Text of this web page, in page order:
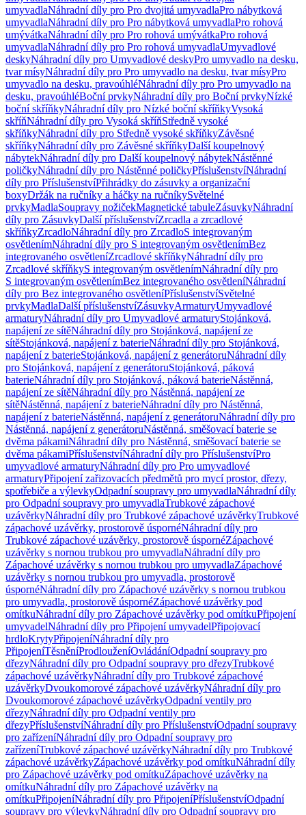
umyvadlaNáhradní díly pro Pro dvojitá umyvadlaPro nábytková
umyvadlaNáhradní díly pro Pro nábytková umyvadlaPro rohová
umývátkaNáhradní díly pro Pro rohová umývátkaPro rohová
umyvadlaNáhradní díly pro Pro rohová umyvadlaUmyvadlové
deskyNáhradní díly pro Umyvadlové deskyPro umyvadlo na desku,
tvar mísyNáhradní díly pro Pro umyvadlo na desku, tvar mísyPro
umyvadlo na desku, pravoúhléNáhradní díly pro Pro umyvadlo na
desku, pravoúhléBoční prvkyNáhradní díly pro Boční prvkyNízké
boční skříňkyNáhradní díly pro Nízké boční skříňkyVysoká
skříňNáhradní díly pro Vysoká skříňStředně vysoké
skříňkyNáhradní díly pro Středně vysoké skříňkyZávěsné
skříňkyNáhradní díly pro Závěsné skříňkyDalší koupelnový
nábytekNáhradní díly pro Další koupelnový nábytekNástěnné
poličkyNáhradní díly pro Nástěnné poličkyPříslušenstvíNáhradní
díly pro PříslušenstvíPřihrádky do zásuvky a organizační
boxyDržák na ručníky a háčky na ručníkySvětelné
prvkyMadlaSoupravy nožičekMagnetické tabuleZásuvkyNáhradní
díly pro ZásuvkyDalší příslušenstvíZrcadla a zrcadlové
skříňkyZrcadloNáhradní díly pro ZrcadloS integrovaným
osvětlenímNáhradní díly pro S integrovaným osvětlenímBez
integrovaného osvětleníZrcadlové skříňkyNáhradní díly pro
Zrcadlové skříňkyS integrovaným osvětlenímNáhradní díly pro
S integrovaným osvětlenímBez integrovaného osvětleníNáhradní
díly pro Bez integrovaného osvětleníPříslušenstvíSvětelné
prvkyMadlaDalší příslušenstvíZásuvkyArmaturyUmyvadlové
armaturyNáhradní díly pro Umyvadlové armaturyStojánková,
napájení ze sítěNáhradní díly pro Stojánková, napájení ze
sítěStojánková, napájení z baterieNáhradní díly pro Stojánková,
napájení z baterieStojánková, napájení z generátoruNáhradní díly
pro Stojánková, napájení z generátoruStojánková, páková
baterieNáhradní díly pro Stojánková, páková baterieNástěnná,
napájení ze sítěNáhradní díly pro Nástěnná, napájení ze
sítěNástěnná, napájení z baterieNáhradní díly pro Nástěnná,
napájení z baterieNástěnná, napájení z generátoruNáhradní díly pro
Nástěnná, napájení z generátoruNástěnná, směšovací baterie se
dvěma pákamiNáhradní díly pro Nástěnná, směšovací baterie se
dvěma pákamiPříslušenstvíNáhradní díly pro PříslušenstvíPro
umyvadlové armaturyNáhradní díly pro Pro umyvadlové
armaturyPřipojení zařizovacích předmětů pro mycí prostor, dřezy,
spotřebiče a výlevkyOdpadní soupravy pro umyvadlaNáhradní díly
pro Odpadní soupravy pro umyvadlaTrubkové zápachové
uzávěrkyNáhradní díly pro Trubkové zápachové uzávěrkyTrubkové
zápachové uzávěrky, prostorově úspornéNáhradní díly pro
Trubkové zápachové uzávěrky, prostorově úspornéZápachové
uzávěrky s nornou trubkou pro umyvadlaNáhradní díly pro
Zápachové uzávěrky s nornou trubkou pro umyvadlaZápachové
uzávěrky s nornou trubkou pro umyvadla, prostorově
úspornéNáhradní díly pro Zápachové uzávěrky s nornou trubkou
pro umyvadla, prostorově úspornéZápachové uzávěrky pod
omítkuNáhradní díly pro Zápachové uzávěrky pod omítkuPřipojení
umyvadelNáhradní díly pro Připojení umyvadelPřipojovací
hrdloKrytyPřipojeníNáhradní díly pro
PřipojeníTěsněníProdlouženíOvládáníOdpadní soupravy pro
dřezyNáhradní díly pro Odpadní soupravy pro dřezyTrubkové
zápachové uzávěrkyNáhradní díly pro Trubkové zápachové
uzávěrkyDvoukomorové zápachové uzávěrkyNáhradní díly pro
Dvoukomorové zápachové uzávěrkyOdpadní ventily pro
dřezyNáhradní díly pro Odpadní ventily pro
dřezyPříslušenstvíNáhradní díly pro PříslušenstvíOdpadní soupravy
pro zařízeníNáhradní díly pro Odpadní soupravy pro
zařízeníTrubkové zápachové uzávěrkyNáhradní díly pro Trubkové
zápachové uzávěrkyZápachové uzávěrky pod omítkuNáhradní díly
pro Zápachové uzávěrky pod omítkuZápachové uzávěrky na
omítkuNáhradní díly pro Zápachové uzávěrky na
omítkuPřipojeníNáhradní díly pro PřipojeníPříslušenstvíOdpadní
soupravy pro výlevkyNáhradní díly pro Odpadní soupravy pro